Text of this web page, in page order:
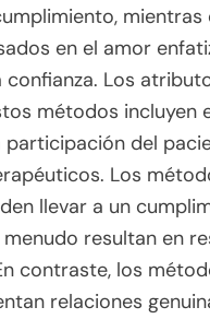
mientras
en el amor
confianza. Los
métodos incluyen
participación del
Los
llevar a un
resultan en
contraste, los
relaciones